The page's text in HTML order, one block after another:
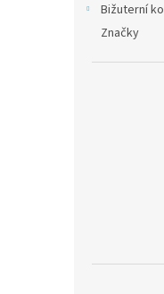
Bižuterní
Značky